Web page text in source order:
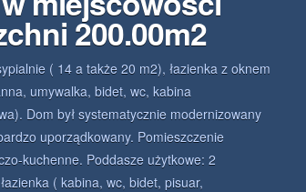
200.00m2
( 14 a także 20 m2), łazienka z oknem
umywalka, bidet, wc, kabina
Dom był systematycznie modernizowany
uporządkowany. Pomieszczenie
kuchenne. Poddasze użytkowe: 2
( kabina, wc, bidet, pisuar,